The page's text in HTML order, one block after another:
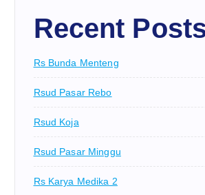
Recent
Rs Bunda Menteng
Rsud Pasar Rebo
Rsud Koja
Rsud Pasar Minggu
Rs Karya Medika 2